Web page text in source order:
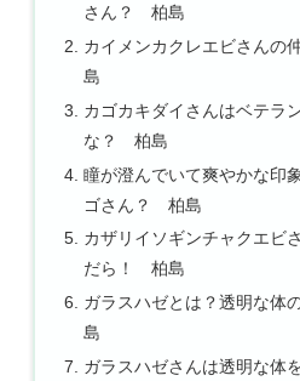
さん？ 柏島
カイメンカクレエビさん
島
カゴカキダイさんはベテラ
な？ 柏島
瞳が澄んでいて爽やかな印
ゴさん？ 柏島
カザリイソギンチャクエビ
だら！ 柏島
ガラスハゼとは？透明な
島
ガラスハゼさんは透明な体